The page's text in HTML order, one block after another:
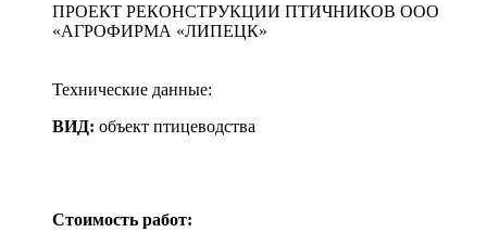
ПРОЕКТ РЕКОНСТРУКЦИИ ПТИЧНИКОВ ООО
«АГРОФИРМА «ЛИПЕЦК»
Технические данные:
ВИД: объект птицеводства
Стоимость работ: